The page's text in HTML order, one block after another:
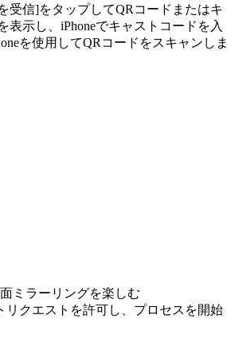
受信]をタップしてQRコードまたはキ
表示し、iPhoneでキャストコードを入
を使用してQRコードをスキャンしま
ミラーリングを楽しむ
リクエストを許可し、プロセスを開始